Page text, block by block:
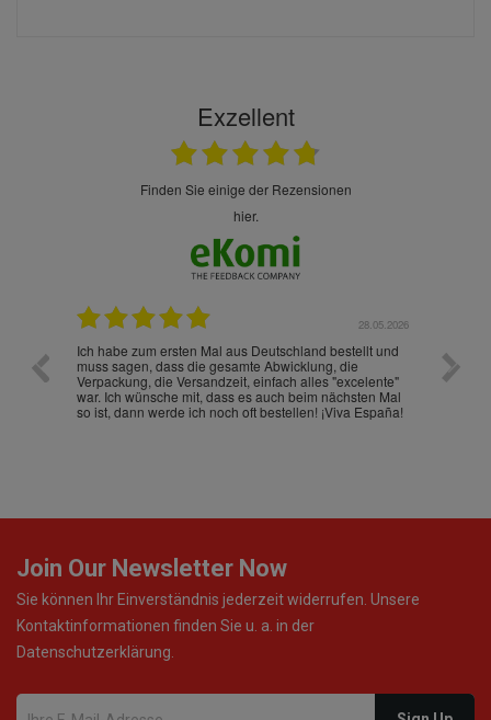
Exzellent
finden Sie einige der Rezensionen
hier.
28.05.2026
Ich habe zum ersten Mal aus Deutschland bestellt und
muss sagen, dass die gesamte Abwicklung, die
Verpackung, die Versandzeit, einfach alles "excelente"
war. Ich wünsche mit, dass es auch beim nächsten Mal
so ist, dann werde ich noch oft bestellen! ¡Viva España!
Die
gut
ist
Join Our Newsletter Now
Sie können Ihr Einverständnis jederzeit widerrufen. Unsere
Kontaktinformationen finden Sie u. a. in der
Datenschutzerklärung.